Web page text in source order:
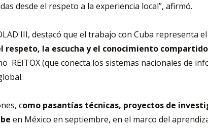
desde el respeto a la experiencia local”, afirmó.
III, destacó que el trabajo con Cuba representa
la escucha y el conocimiento compartido
REITOX (que conecta los sistemas nacionales de
como pasantías técnicas, proyectos de
en México en septiembre, en el marco del